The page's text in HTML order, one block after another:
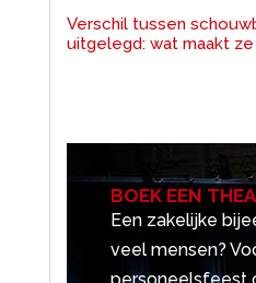
Verschil tussen
uitgelegd: wat maakt ze
BOEK EEN
Een zakelijke
veel mensen?
personeelsfeest